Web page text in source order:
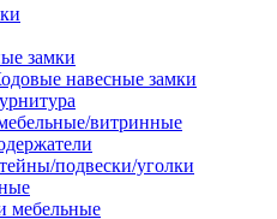
замки
навесные замки
витринные
подвески/уголки
мебельные